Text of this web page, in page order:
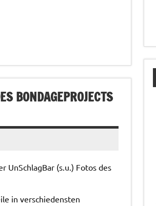
BONDAGEPROJECTS
UnSchlagBar (s.u.) Fotos des
in verschiedensten